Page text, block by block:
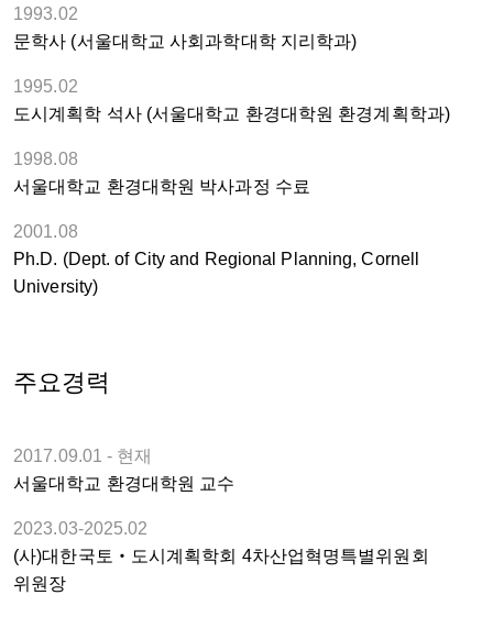
1993.02
문학사 (서울대학교 사회과학대학 지리학과)
1995.02
도시계획학 석사 (서울대학교 환경대학원 환경계획학과)
1998.08
서울대학교 환경대학원 박사과정 수료
2001.08
Ph.D. (Dept. of City and Regional Planning, Cornell
University)
주요경력
2017.09.01 - 현재
서울대학교 환경대학원 교수
2023.03-2025.02
(사)대한국토‧도시계획학회 4차산업혁명특별위원회
위원장